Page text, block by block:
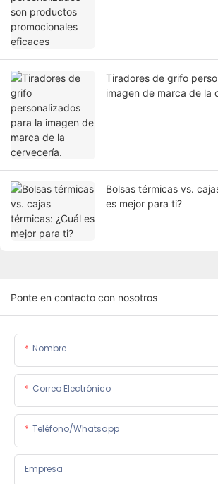
Tiradores de grifo
imagen de marca de la
Bolsas térmicas vs.
es mejor para ti?
Ponte en contacto con nosotros
Nombre
Correo Electrónico
Teléfono/whatsapp
Empresa